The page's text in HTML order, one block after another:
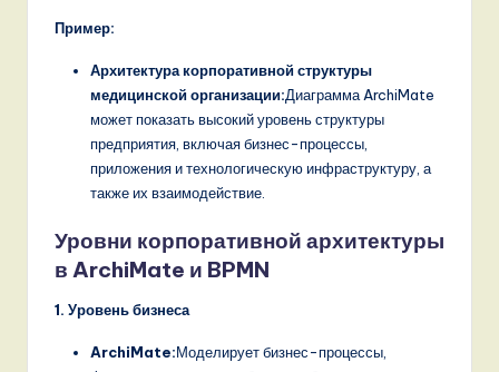
ti
Пример:
Архитектура корпоративной структуры
медицинской организации:Диаграмма ArchiMate
может показать высокий уровень структуры
предприятия, включая бизнес-процессы,
приложения и технологическую инфраструктуру, а
также их взаимодействие.
Уровни корпоративной архитектуры
в ArchiMate и BPMN
1. Уровень бизнеса
ArchiMate:Моделирует бизнес-процессы,